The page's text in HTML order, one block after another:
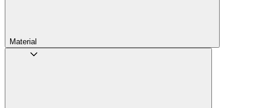
Material